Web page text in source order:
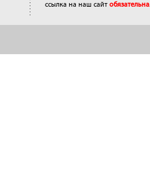
ссылка на наш сайт обязательна.